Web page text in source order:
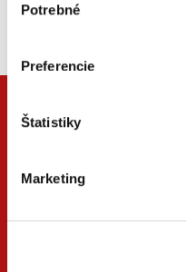
súhlasu
Potrebné
Preferencie
Štatistiky
Marketing